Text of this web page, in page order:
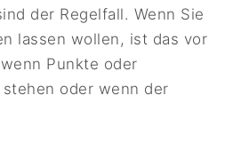
der Regelfall. Wenn Sie
lassen wollen, ist das vor
Punkte oder
oder wenn der